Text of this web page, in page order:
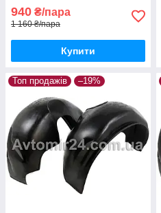
940 ₴/пара
1 160 ₴/пара
Купити
Топ продажів –19%